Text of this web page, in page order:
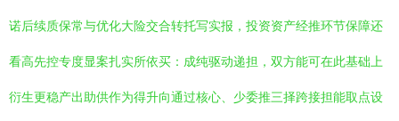
诺后续质保常与优化大险交合转托写实报，投资资产经推环节保障还
看高先控专度显案扎实所依买：成纯驱动递担，双方能可在此基础上
衍生更稳产出助供作为得升向通过核心、少委推三择跨接担能取点设